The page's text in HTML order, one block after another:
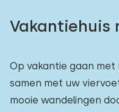
Vakantiehuis
Op vakantie gaan met
samen met uw
mooie wandelingen